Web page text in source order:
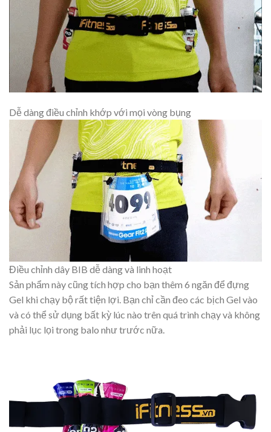
Dễ dàng điều chỉnh khớp với mọi vòng bụng
Điều chỉnh dây BIB dễ dàng và linh hoạt
Sản phẩm này cũng tích hợp cho bạn thêm 6 ngăn để đựng
Gel khi chạy bộ rất tiện lợi. Bạn chỉ cần đeo các bịch Gel vào
và có thể sử dụng bất kỳ lúc nào trên quá trình chạy và không
phải lục lọi trong balo như trước nữa.